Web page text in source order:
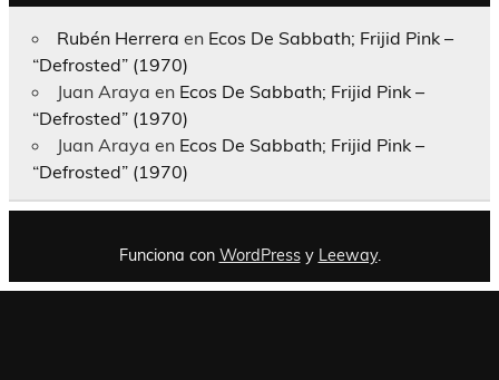
Rubén Herrera en Ecos De Sabbath; Frijid Pink –
“Defrosted” (1970)
Juan Araya en Ecos De Sabbath; Frijid Pink –
“Defrosted” (1970)
Juan Araya en Ecos De Sabbath; Frijid Pink –
“Defrosted” (1970)
Funciona con WordPressy Leeway.